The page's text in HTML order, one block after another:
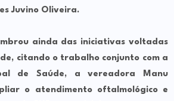
Juvino Oliveira.
ainda das iniciativas voltadas
citando o trabalho conjunto com a
de Saúde, a vereadora Manu
o atendimento oftalmológico e